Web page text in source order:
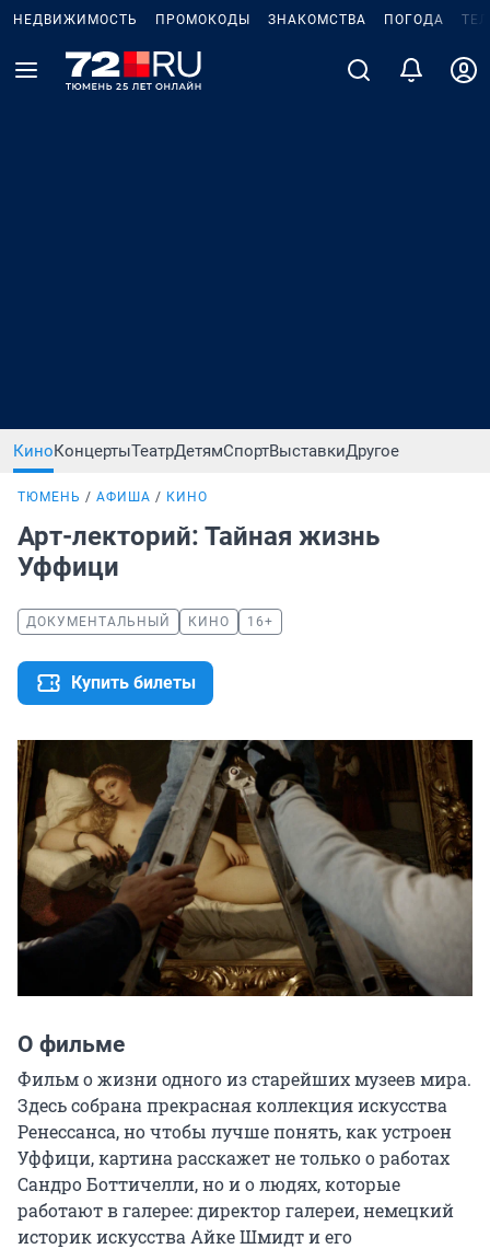
НЕДВИЖИМОСТЬ ПРОМОКОДЫ ЗНАКОМСТВА ПОГОДА
КиноКонцертыТеатрДетямСпортВыставкиДругое
ТЮМЕНЬ АФИША КИНО
Арт-лекторий: Тайная жизнь
Уффици
ДОКУМЕНТАЛЬНЫЙ КИНО 16+
Купить билеты
О фильме
Фильм о жизни одного из старейших музеев мира.
Здесь собрана прекрасная коллекция искусства
Ренессанса, но чтобы лучше понять, как устроен
Уффици, картина расскажет не только о работах
Сандро Боттичелли, но и о людях, которые
работают в галерее: директор галереи, немецкий
историк искусства Айке Шмидт и его